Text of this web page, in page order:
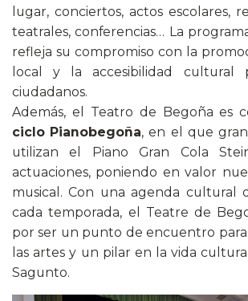
lugar, conciertos, actos escolares,
teatrales, conferencias… La
refleja su compromiso con la
local y la accesibilidad cultural
ciudadanos.
Además, el Teatro de Begoña es
ciclo Pianobegoña, en el que
utilizan el Piano Gran Cola
actuaciones, poniendo en valor
musical. Con una agenda cultural
cada temporada, el Teatre de
por ser un punto de encuentro para
las artes y un pilar en la vida
Sagunto.